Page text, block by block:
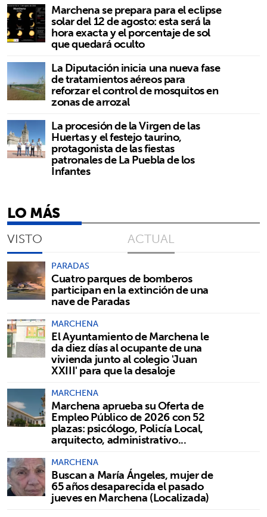
Marchena se prepara para el eclipse
solar del 12 de agosto: esta será la
hora exacta y el porcentaje de sol
que quedará oculto
La Diputación inicia una nueva fase
de tratamientos aéreos para
reforzar el control de mosquitos en
zonas de arrozal
La procesión de la Virgen de las
Huertas y el festejo taurino,
protagonista de las fiestas
patronales de La Puebla de los
Infantes
LO MÁS
VISTO ACTUAL
PARADAS
Cuatro parques de bomberos
participan en la extinción de una
nave de Paradas
MARCHENA
El Ayuntamiento de Marchena le
da diez días al ocupante de una
vivienda junto al colegio 'Juan
XXIII' para que la desaloje
MARCHENA
Marchena aprueba su Oferta de
Empleo Público de 2026 con 52
plazas: psicólogo, Policía Local,
arquitecto, administrativo...
MARCHENA
Buscan a María Ángeles, mujer de
65 años desaparecida el pasado
jueves en Marchena (Localizada)